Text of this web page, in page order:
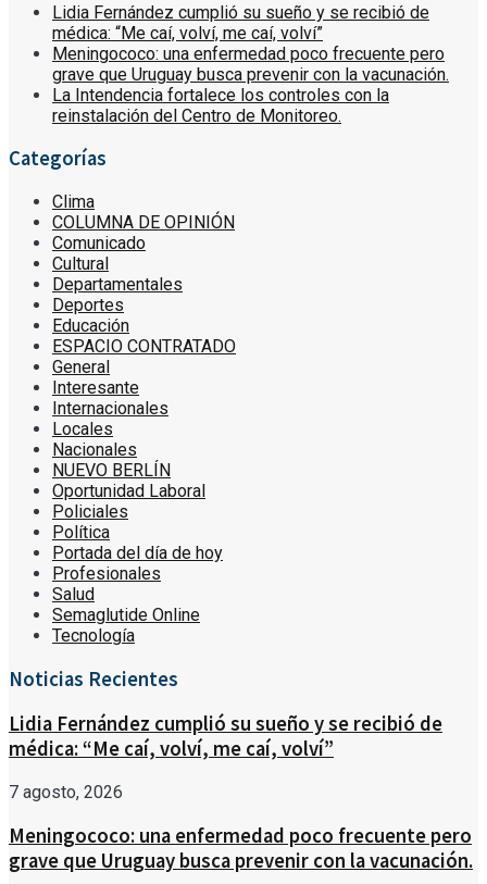
Lidia Fernández cumplió su sueño y se recibió de
médica: “Me caí, volví, me caí, volví”
Meningococo: una enfermedad poco frecuente pero
grave que Uruguay busca prevenir con la vacunación.
La Intendencia fortalece los controles con la
reinstalación del Centro de Monitoreo.
Categorías
Clima
COLUMNA DE OPINIÓN
Comunicado
Cultural
Departamentales
Deportes
Educación
ESPACIO CONTRATADO
General
Interesante
Internacionales
Locales
Nacionales
NUEVO BERLÍN
Oportunidad Laboral
Policiales
Política
Portada del día de hoy
Profesionales
Salud
Semaglutide Online
Tecnología
Noticias Recientes
Lidia Fernández cumplió su sueño y se recibió de
médica: “Me caí, volví, me caí, volví”
7 agosto, 2026
Meningococo: una enfermedad poco frecuente pero
grave que Uruguay busca prevenir con la vacunación.